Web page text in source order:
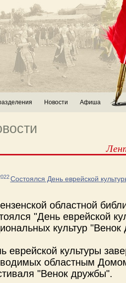
Новости Афиша
Состоялся День еврейской
областной
"День еврейской
культур
еврейской культуры
областным
"Венок дружбы".